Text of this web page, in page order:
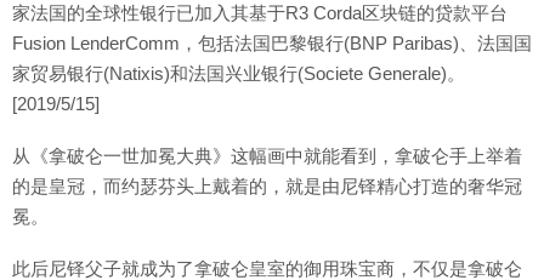
家法国的全球性银行已加入其基于R3 Corda区块链的贷款平台
Fusion LenderComm，包括法国巴黎银行(BNP Paribas)、法国国
家贸易银行(Natixis)和法国兴业银行(Societe Generale)。
[2019/5/15]
从《拿破仑一世加冕大典》这幅画中就能看到，拿破仑手上举着
的是皇冠，而约瑟芬头上戴着的，就是由尼铎精心打造的奢华冠
冕。
此后尼铎父子就成为了拿破仑皇室的御用珠宝商，不仅是拿破仑